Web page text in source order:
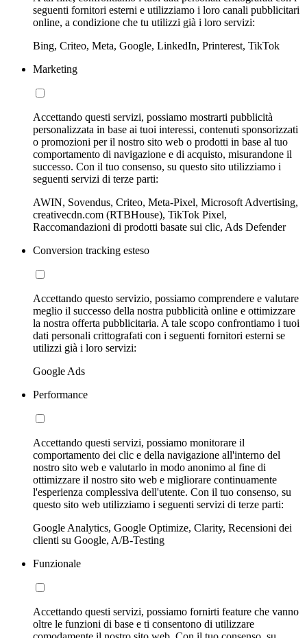
seguenti fornitori esterni e utilizziamo i loro canali pubblicitari
online, a condizione che tu utilizzi già i loro servizi:
Bing, Criteo, Meta, Google, LinkedIn, Printerest, TikTok
Marketing
Accettando questi servizi, possiamo mostrarti pubblicità
personalizzata in base ai tuoi interessi, contenuti sponsorizzati
o promozioni per il nostro sito web o prodotti in base al tuo
comportamento di navigazione e di acquisto, misurandone il
successo. Con il tuo consenso, su questo sito utilizziamo i
seguenti servizi di terze parti:
AWIN, Sovendus, Criteo, Meta-Pixel, Microsoft Advertising,
creativecdn.com (RTBHouse), TikTok Pixel,
Raccomandazioni di prodotti basate sui clic, Ads Defender
Conversion tracking esteso
Accettando questo servizio, possiamo comprendere e valutare
meglio il successo della nostra pubblicità online e ottimizzare
la nostra offerta pubblicitaria. A tale scopo confrontiamo i tuoi
dati personali crittografati con i seguenti fornitori esterni se
utilizzi già i loro servizi:
Google Ads
Performance
Accettando questi servizi, possiamo monitorare il
comportamento dei clic e della navigazione all'interno del
nostro sito web e valutarlo in modo anonimo al fine di
ottimizzare il nostro sito web e migliorare continuamente
l'esperienza complessiva dell'utente. Con il tuo consenso, su
questo sito web utilizziamo i seguenti servizi di terze parti:
Google Analytics, Google Optimize, Clarity, Recensioni dei
clienti su Google, A/B-Testing
Funzionale
Accettando questi servizi, possiamo fornirti feature che vanno
oltre le funzioni di base e ti consentono di utilizzare